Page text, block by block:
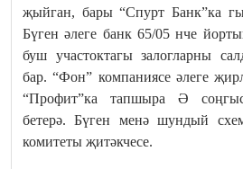
җыйган, бары “Спурт Банк”ка
Бүген әлеге банк 65/05 нче
буш участоктагы залогларны
бар. “Фон” компаниясе әлеге
“Профит”ка тапшыра Ә
бетерә. Бүген менә шундый
комитеты җитәкчесе.